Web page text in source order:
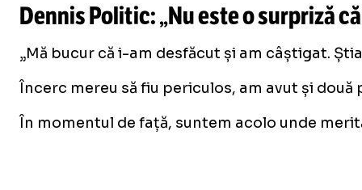
Dennis Politic: „Nu este o surpriză
„Mă bucur că i-am desfăcut și am câștigat.
Încerc mereu să fiu periculos, am avut și
În momentul de față, suntem acolo unde